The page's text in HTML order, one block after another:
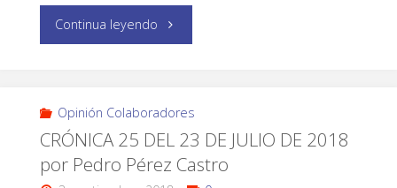
Continua leyendo
Opinión Colaboradores
CRÓNICA 25 DEL 23 DE JULIO DE 2018
por Pedro Pérez Castro